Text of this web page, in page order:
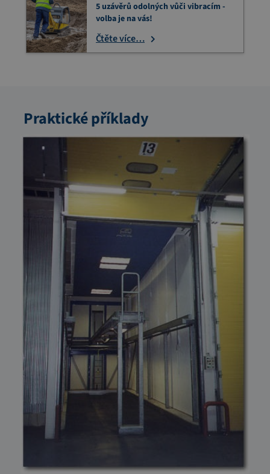
5 uzávěrů odolných vůči vibracím -
volba je na vás!
Čtěte více…
Praktické příklady